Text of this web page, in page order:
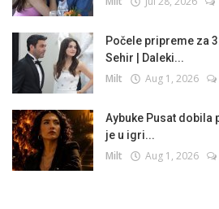
Počele pripreme za
Sehir | Daleki...
Milt Aug 1, 2026
Aybuke Pusat dobila
je u igri...
Milt Aug 1, 2026